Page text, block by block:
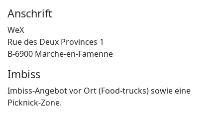
Anschrift
WeX
Rue des Deux Provinces 1
B-6900 Marche-en-Famenne
Imbiss
Imbiss-Angebot vor Ort (Food-trucks) sowie eine
Picknick-Zone.